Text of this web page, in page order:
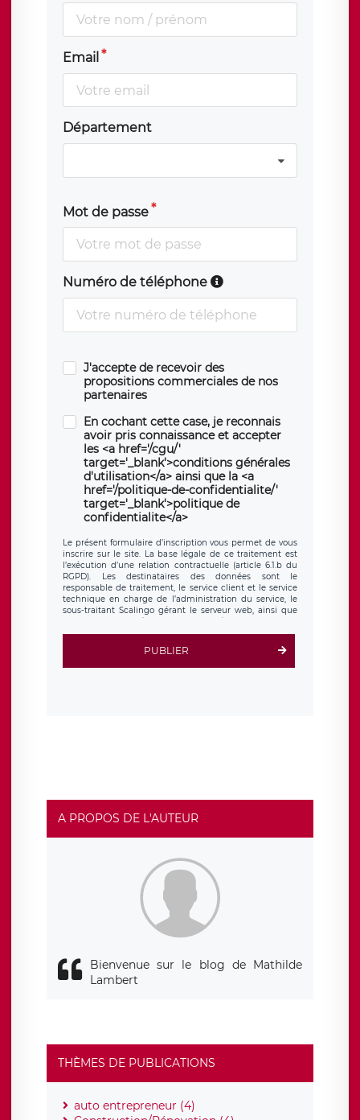
Email
Département
Mot de passe
Numéro de téléphone
J'accepte de recevoir des
propositions commerciales de nos
partenaires
En cochant cette case, je reconnais
avoir pris connaissance et accepter
les <a href='/cgu/'
target='_blank'>conditions générales
d'utilisation</a> ainsi que la <a
href='/politique-de-confidentialite/'
target='_blank'>politique de
confidentialite</a>
Le présent formulaire d’inscription vous permet de vous
inscrire sur le site. La base légale de ce traitement est
l’exécution d’une relation contractuelle (article 6.1.b du
RGPD). Les destinataires des données sont le
responsable de traitement, le service client et le service
technique en charge de l’administration du service, le
sous-traitant Scalingo gérant le serveur web, ainsi que
toute personne légalement autorisée. Le formulaire
d’inscription est hébergé sur un serveur hébergé par
clauses de
protection conformes au RGPD
. Les données collectées
sont conservées jusqu’à ce que l’Internaute en sollicite la
rue Léopold Sédar Senghor, joignable à l’adresse mail :
responsabledetraitement@legavox.fr. Vous avez
également le droit d’introduire une réclamation auprès
d’une autorité de contrôle.
PUBLIER
A PROPOS DE L'AUTEUR
Bienvenue sur le blog de Mathilde
Lambert
THÈMES DE PUBLICATIONS
auto entrepreneur (4)